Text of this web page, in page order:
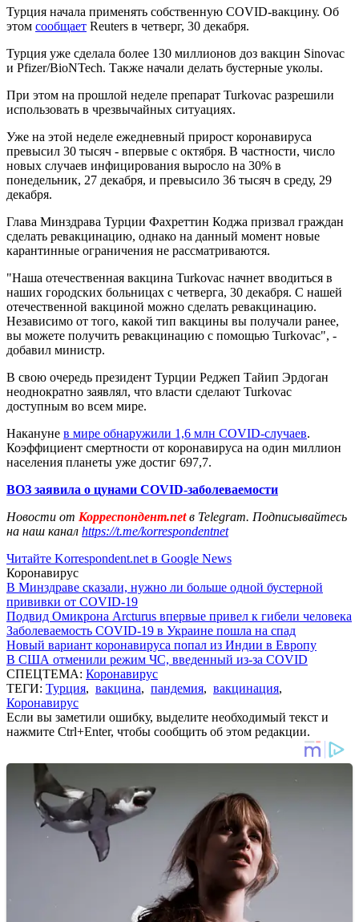
Турция начала применять собственную COVID-вакцину. Об
этом сообщает Reuters в четверг, 30 декабря.
Турция уже сделала более 130 миллионов доз вакцин Sinovac
и Pfizer/BioNTech. Также начали делать бустерные уколы.
При этом на прошлой неделе препарат Turkovac разрешили
использовать в чрезвычайных ситуациях.
Уже на этой неделе ежедневный прирост коронавируса
превысил 30 тысяч - впервые с октября. В частности, число
новых случаев инфицирования выросло на 30% в
понедельник, 27 декабря, и превысило 36 тысяч в среду, 29
декабря.
Глава Минздрава Турции Фахреттин Коджа призвал граждан
сделать ревакцинацию, однако на данный момент новые
карантинные ограничения не рассматриваются.
"Наша отечественная вакцина Turkovac начнет вводиться в
наших городских больницах с четверга, 30 декабря. С нашей
отечественной вакциной можно сделать ревакцинацию.
Независимо от того, какой тип вакцины вы получали ранее,
вы можете получить ревакцинацию с помощью Turkovac", -
добавил министр.
В свою очередь президент Турции Реджеп Тайип Эрдоган
неоднократно заявлял, что власти сделают Turkovac
доступным во всем мире.
Накануне в мире обнаружили 1,6 млн COVID-случаев.
Коэффициент смертности от коронавируса на один миллион
населения планеты уже достиг 697,7.
ВОЗ заявила о цунами COVID-заболеваемости
Новости от Корреспондент.netв Telegram. Подписывайтесь
на наш канал https://t.me/korrespondentnet
Читайте Korrespondent.net в Google News
Коронавирус
В Минздраве сказали, нужно ли больше одной бустерной
прививки от COVID-19
Подвид Омикрона Arcturus впервые привел к гибели человека
Заболеваемость COVID-19 в Украине пошла на спад
Новый вариант коронавируса попал из Индии в Европу
В США отменили режим ЧС, введенный из-за COVID
СПЕЦТЕМА: Коронавирус
ТЕГИ: Турция, вакцина, пандемия, вакцинация,
Коронавирус
Если вы заметили ошибку, выделите необходимый текст и
нажмите Ctrl+Enter, чтобы сообщить об этом редакции.